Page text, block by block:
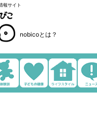
報サイト
nobicoとは？